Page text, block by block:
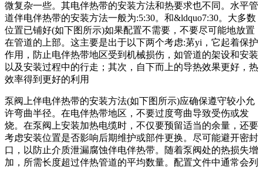
微复杂一些。其电伴热带的安装方法和热要求也不同。水平管
道伴电伴热带的安装方法一般为:5:30。和&ldquo7:30。大多数
位置已铺好(如下图所示)如果配置不需要，不要尽可能地放置
在管道的上部。这主要是出于以下两个考虑:苐yi，它起着保护
作用，防止电伴热带地区受到机械损伤，如管道的架设和安装
以及安装过程中的行走；其次，自下而上的导热效果更好，热
效率得到更好的利用
泵阀上伴电伴热带的安装方法(如下图所示)应确保遵守较小允
许弯曲半径。在电伴热带地区，不要过度弯曲导致受伤或发
烧。在泵阀上安装加热电缆时，不仅要预留适当的余量，还要
考虑安装位置是否影响后期维护或部件更换。尽可能避开密封
口，以防止介质泄漏腐蚀伴电伴热带。随着泵阀处的热损失增
加，所需长度超过伴热管道的平均数量。配置文件中通常会列